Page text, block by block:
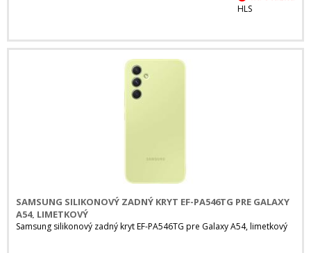
HLS
SAMSUNG SILIKONOVÝ ZADNÝ KRYT EF-PA546TG PRE GALAXY
A54, LIMETKOVÝ
Samsung silikonový zadný kryt EF-PA546TG pre Galaxy A54, limetkový